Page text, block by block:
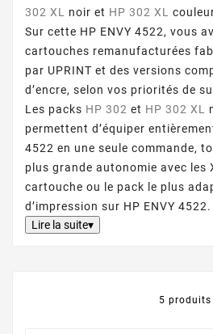
302 XL
noir et HP 302 XL
Sur cette HP ENVY 4522, vous
cartouches remanufacturées
par UPRINT et des versions
d’encre, selon vos priorités de
Les packs HP 302 et HP 302 XL
permettent d’équiper
4522 en une seule commande,
plus grande autonomie avec les
cartouche ou le pack le plus
d’impression sur HP ENVY 4522.
Lire la suite▾
5 produits